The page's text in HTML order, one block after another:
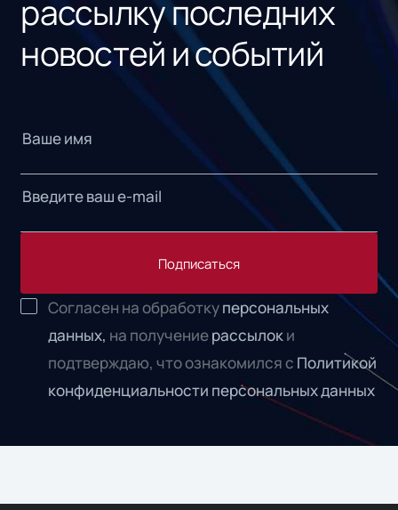
рассылку последних
новостей и событий
Подписаться
Согласен на обработкуперсональных
данных, на получениерассылоки
подтверждаю, что ознакомился с Политикой
конфиденциальности персональных данных